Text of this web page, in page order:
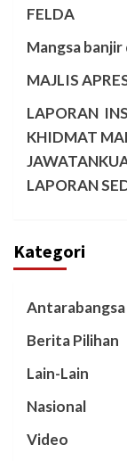
FELDA
Mangsa
MAJLIS
LAPORAN
KHIDMAT
LAPORAN
Kategori
Antarabangsa
Berita Pilihan
Lain-Lain
Nasional
Video